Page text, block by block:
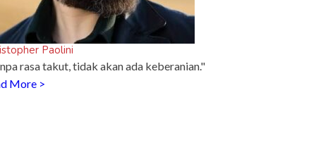
Paolini
rasa takut, tidak akan ada keberanian."
More >